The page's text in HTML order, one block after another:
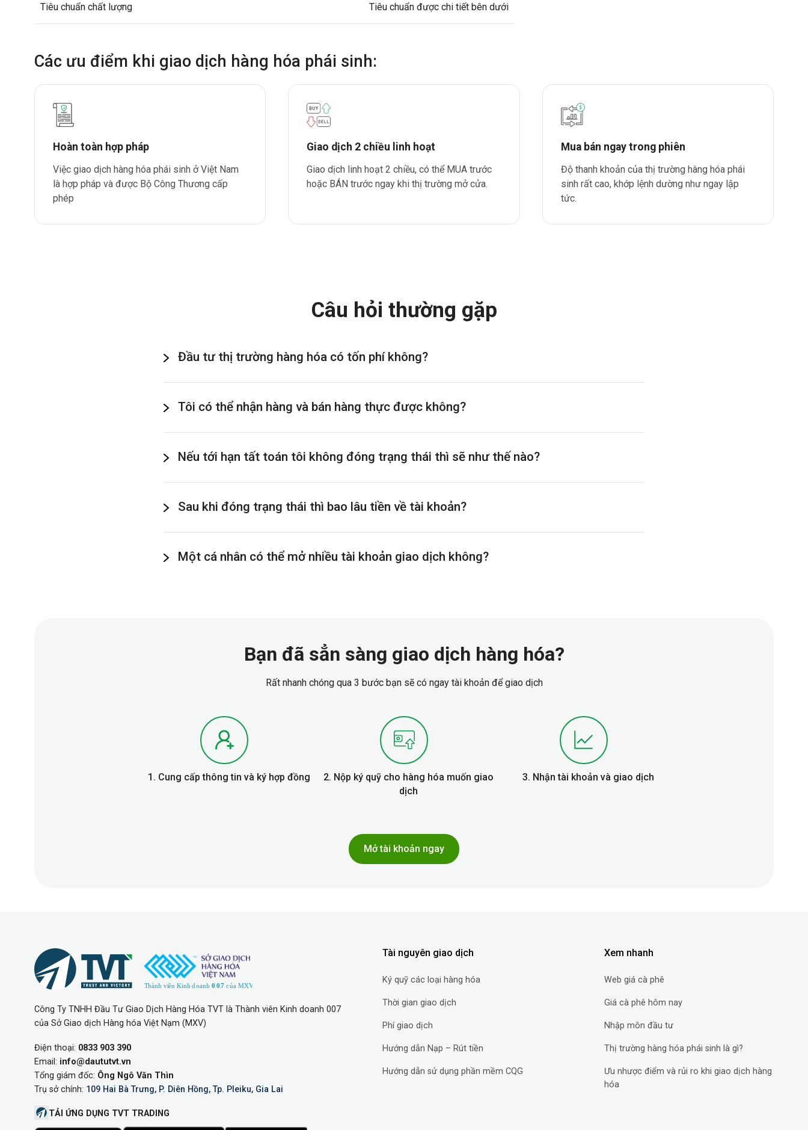
Tiêu chuẩn chất lượng Tiêu chuẩn được chi tiết bên dưới
Các ưu điểm khi giao dịch hàng hóa phái sinh:
Hoàn toàn hợp pháp
Việc giao dịch hàng hóa phái sinh ở Việt Nam
là hợp pháp và được Bộ Công Thương cấp
phép
Giao dịch 2 chiều linh hoạt
Giao dịch linh hoạt 2 chiều, có thể MUA trước
hoặc BÁN trước ngay khi thị trường mở cửa.
Mua bán ngay trong phiên
Độ thanh khoản của thị trường hàng hóa phái
sinh rất cao, khớp lệnh dường như ngay lập
tức.
Câu hỏi thường gặp
Đầu tư thị trường hàng hóa có tốn phí không?
Tôi có thể nhận hàng và bán hàng thực được không?
Nếu tới hạn tất toán tôi không đóng trạng thái thì sẽ như thế nào?
Sau khi đóng trạng thái thì bao lâu tiền về tài khoản?
Một cá nhân có thể mở nhiều tài khoản giao dịch không?
Bạn đã sẳn sàng giao dịch hàng hóa?
Rất nhanh chóng qua 3 bước bạn sẽ có ngay tài khoản để giao dịch
1. Cung cấp thông tin và ký hợp đồng
2. Nộp ký quỹ cho hàng hóa muốn giao
dịch
3. Nhận tài khoản và giao dịch
Mở tài khoản ngay
Công Ty TNHH Đầu Tư Giao Dịch Hàng Hóa TVT là Thành viên Kinh doanh 007
của Sở Giao dịch Hàng hóa Việt Nạm (MXV)
Điện thoại: 0833 903 390
Email: info@daututvt.vn
Tổng giám đốc: Ông Ngô Văn Thìn
Trụ sở chính: 109 Hai Bà Trưng, P. Diên Hồng, Tp. Pleiku, Gia Lai
TẢI ỨNG DỤNG TVT TRADING
Tài nguyên giao dịch
Ký quỹ các loại hàng hóa
Thời gian giao dịch
Phí giao dịch
Hướng dẫn Nạp – Rút tiền
Hướng dẫn sử dụng phần mềm CQG
Xem nhanh
Web giá cà phê
Giá cà phê hôm nay
Nhập môn đầu tư
Thị trường hàng hóa phái sinh là gì?
Ưu nhược điểm và rủi ro khi giao dịch hàng
hóa